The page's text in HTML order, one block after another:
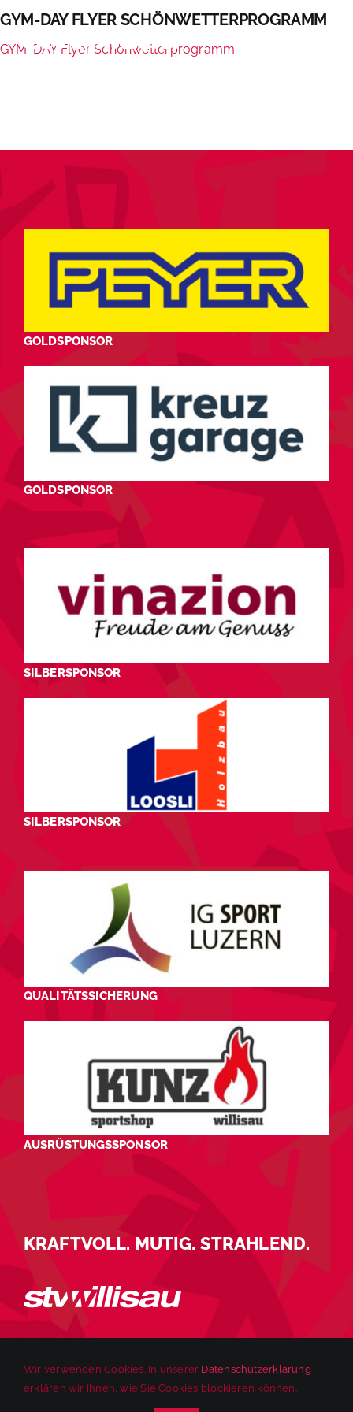
Inhalt
springen
GYM-DAY FLYER SCHÖNWETTERPROGRAMM
GYM-DAY Flyer Schönwetterprogramm
GOLDSPONSOR
GOLDSPONSOR
SILBERSPONSOR
SILBERSPONSOR
QUALITÄTSSICHERUNG
AUSRÜSTUNGSSPONSOR
KRAFTVOLL. MUTIG. STRAHLEND.
Wir verwenden Cookies. In unserer Datenschutzerklärung
erklären wir Ihnen, wie Sie Cookies blockieren können.